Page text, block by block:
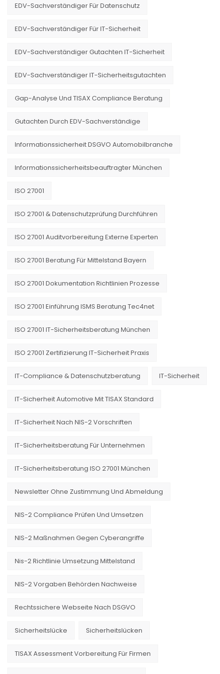
EDV-Sachverständiger Für Datenschutz
EDV-Sachverständiger Für IT-Sicherheit
EDV-Sachverständiger Gutachten IT-Sicherheit
EDV-Sachverständiger IT-Sicherheitsgutachten
Gap-Analyse Und TISAX Compliance Beratung
Gutachten Durch EDV-Sachverständige
Informationssicherheit DSGVO Automobilbranche
Informationssicherheitsbeauftragter München
ISO 27001
ISO 27001 & Datenschutzprüfung Durchführen
ISO 27001 Auditvorbereitung Externe Experten
ISO 27001 Beratung Für Mittelstand Bayern
ISO 27001 Dokumentation Richtlinien Prozesse
ISO 27001 Einführung ISMS Beratung Tec4net
ISO 27001 IT-Sicherheitsberatung München
ISO 27001 Zertifizierung IT-Sicherheit Praxis
IT-Compliance & Datenschutzberatung IT-Sicherheit
IT-Sicherheit Automotive Mit TISAX Standard
IT-Sicherheit Nach NIS-2 Vorschriften
IT-Sicherheitsberatung Für Unternehmen
IT-Sicherheitsberatung ISO 27001 München
Newsletter Ohne Zustimmung Und Abmeldung
NIS-2 Compliance Prüfen Und Umsetzen
NIS-2 Maßnahmen Gegen Cyberangriffe
Nis-2 Richtlinie Umsetzung Mittelstand
NIS-2 Vorgaben Behörden Nachweise
Rechtssichere Webseite Nach DSGVO
Sicherheitslücke Sicherheitslücken
TISAX Assessment Vorbereitung Für Firmen